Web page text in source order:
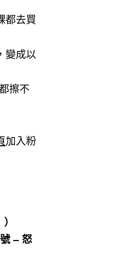
都去買
變成以
擦不
加入粉
– 怒